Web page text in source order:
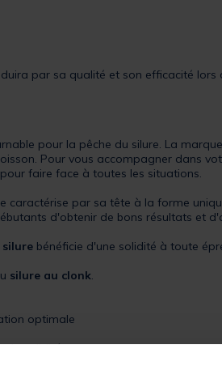
par sa qualité et son efficacité lors
pour la pêche du silure. La
Pour vous accompagner dans
faire face à toutes les situations.
caractérise par sa tête à la forme
d'obtenir de bons résultats et
silure bénéficie d'une solidité à toute
silure au clonk.
optimale
solidité